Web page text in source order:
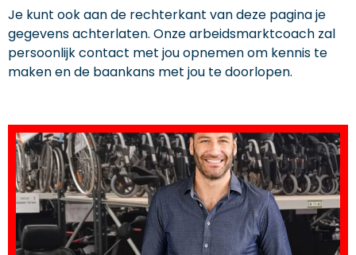
Je kunt ook aan de rechterkant van deze pagina je
gegevens achterlaten. Onze arbeidsmarktcoach zal
persoonlijk contact met jou opnemen om kennis te
maken en de baankans met jou te doorlopen.